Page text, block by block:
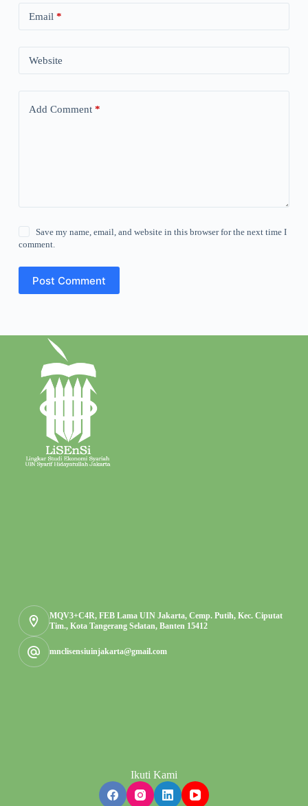
Email *
Website
Add Comment*
Save my name, email, and website in this browser for the next time I
comment.
Post Comment
MQV3+C4R, FEB Lama UIN Jakarta, Cemp. Putih, Kec. Ciputat
Tim., Kota Tangerang Selatan, Banten 15412
mnclisensiuinjakarta@gmail.com
Ikuti Kami